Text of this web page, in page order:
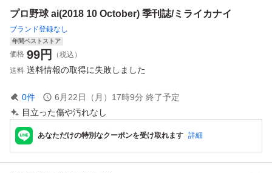
治/松中信彦/プロ
プロ野球 ai(2018 10 October) 季刊誌/ミライカナイ
ブランド登録なし
年間ベストストア
価格 99円
（税込）
送料 送料情報の取得に失敗しました
0件 6月22日（月）17時9分 終了予定
目立った傷や汚れなし
あなただけの特別なクーポンを受け取れます 詳細